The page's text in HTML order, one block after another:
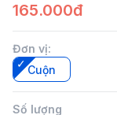
165.000đ
Đơn vị:
Cuộn
Số lượng